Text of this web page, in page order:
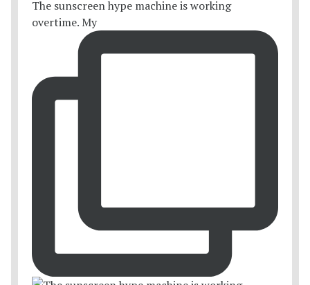
The sunscreen hype machine is working
overtime. My